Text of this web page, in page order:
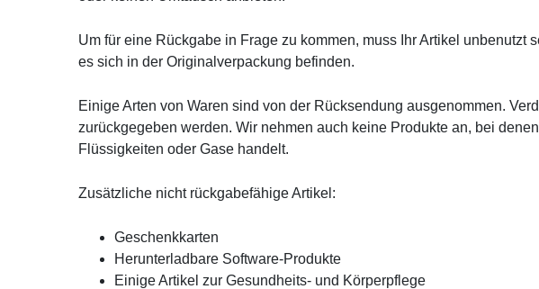
Um für eine Rückgabe in Frage zu kommen, muss Ihr Artikel
es sich in der Originalverpackung befinden.
Einige Arten von Waren sind von der Rücksendung ausgenommen.
zurückgegeben werden. Wir nehmen auch keine Produkte an, bei
Flüssigkeiten oder Gase handelt.
Zusätzliche nicht rückgabefähige Artikel:
Geschenkkarten
Herunterladbare Software-Produkte
Einige Artikel zur Gesundheits- und Körperpflege